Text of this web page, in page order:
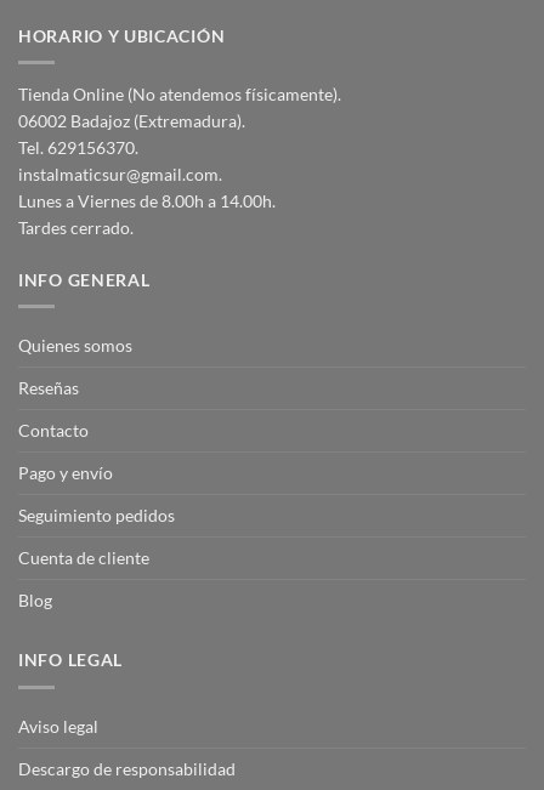
HORARIO Y UBICACIÓN
Tienda Online (No atendemos físicamente).
06002 Badajoz (Extremadura).
Tel. 629156370.
instalmaticsur@gmail.com.
Lunes a Viernes de 8.00h a 14.00h.
Tardes cerrado.
INFO GENERAL
Quienes somos
Reseñas
Contacto
Pago y envío
Seguimiento pedidos
Cuenta de cliente
Blog
INFO LEGAL
Aviso legal
Descargo de responsabilidad